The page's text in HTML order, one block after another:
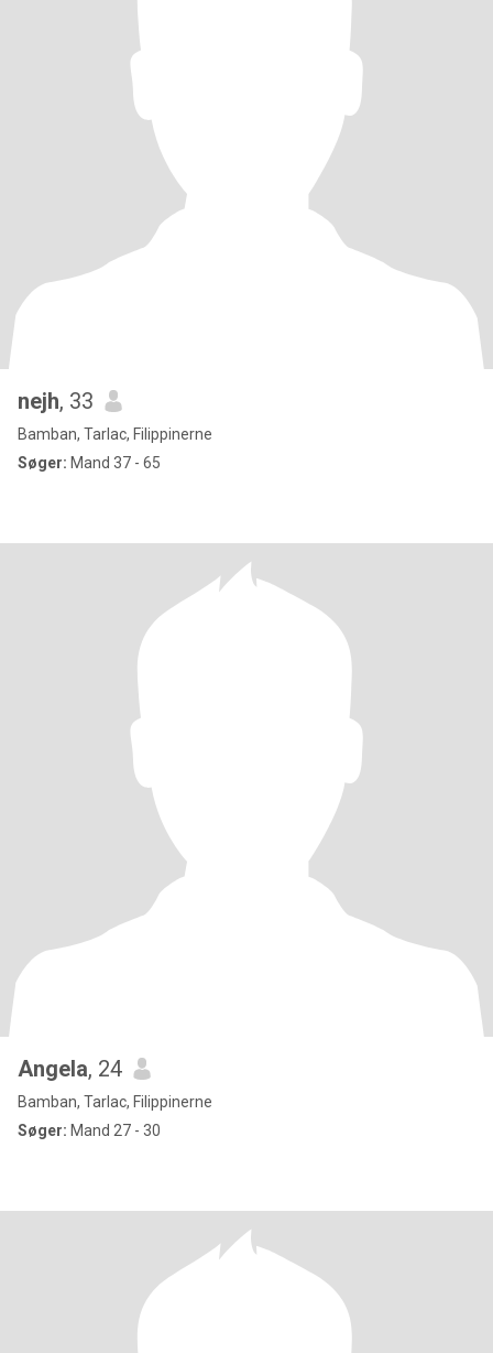
nejh, 33
Bamban, Tarlac, Filippinerne
Søger: Mand 37 - 65
Angela, 24
Bamban, Tarlac, Filippinerne
Søger: Mand 27 - 30